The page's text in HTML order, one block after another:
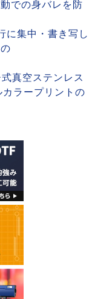
での身バレを防
に集中・書き写し
真空ステンレス
ラープリントの